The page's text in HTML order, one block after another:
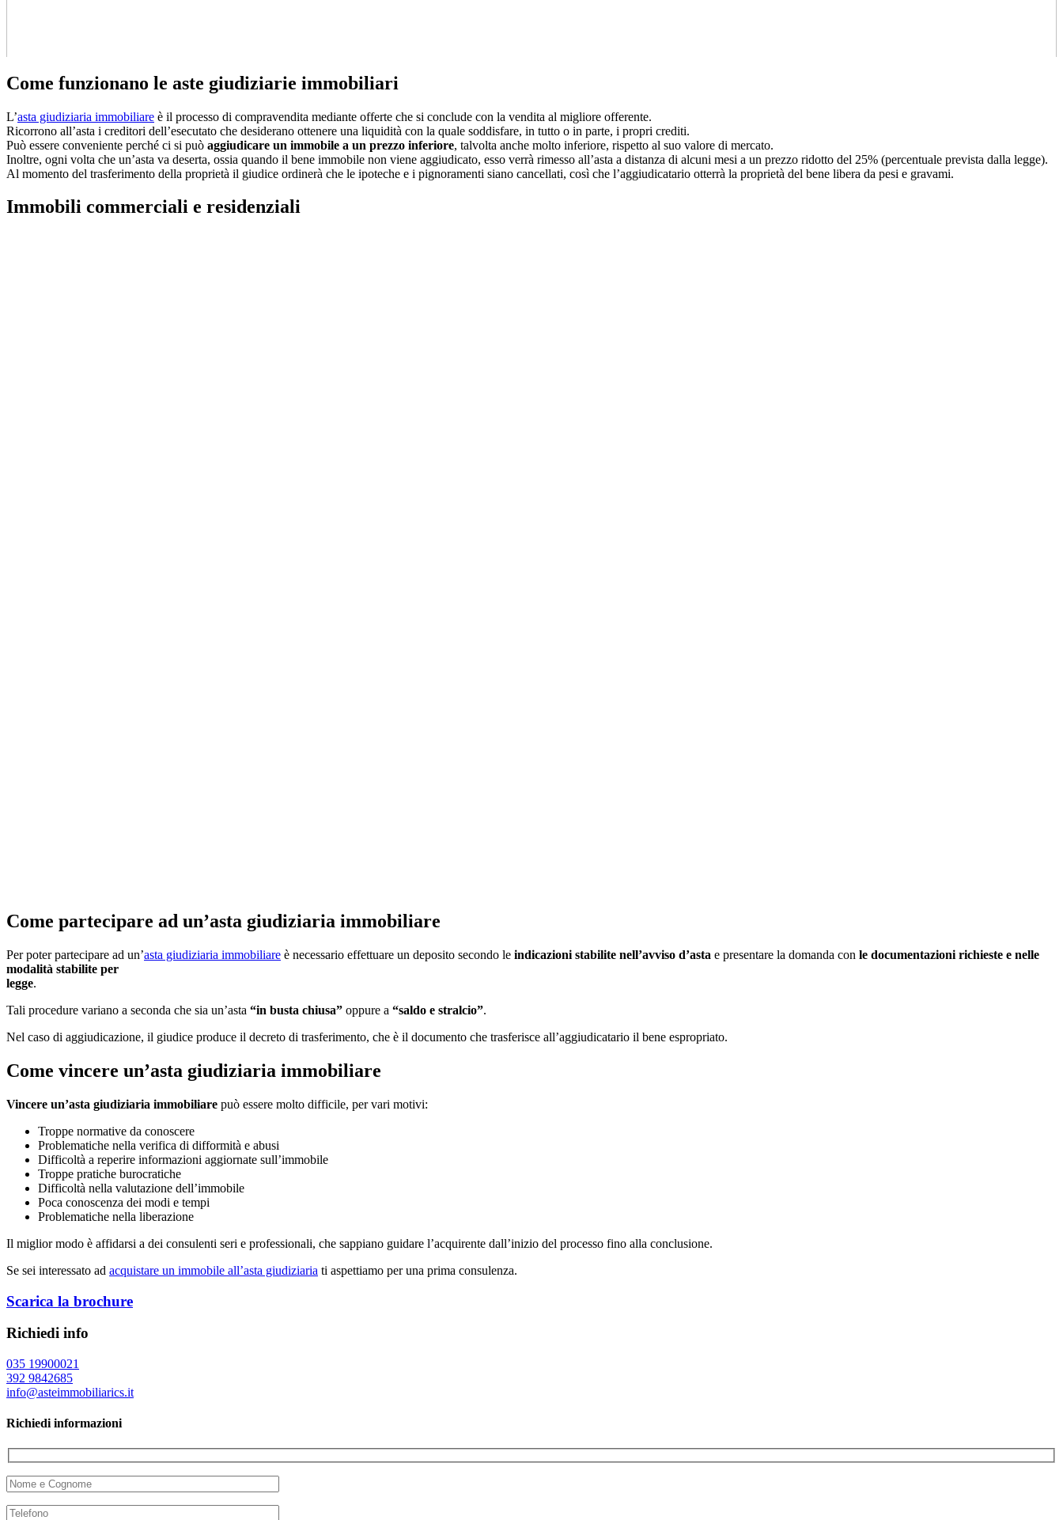
Come funzionano le aste giudiziarie immobiliari
L’asta giudiziaria immobiliare è il processo di compravendita mediante offerte che si conclude con la vendita al migliore offerente.
Ricorrono all’asta i creditori dell’esecutato che desiderano ottenere una liquidità con la quale soddisfare, in tutto o in parte, i propri crediti.
Può essere conveniente perché ci si può aggiudicare un immobile a un prezzo inferiore, talvolta anche molto inferiore, rispetto al suo valore di mercato.
Inoltre, ogni volta che un’asta va deserta, ossia quando il bene immobile non viene aggiudicato, esso verrà rimesso all’asta a distanza di alcuni mesi a un prezzo ridotto del 25% (percentuale prevista dalla legge).
Al momento del trasferimento della proprietà il giudice ordinerà che le ipoteche e i pignoramenti siano cancellati, così che l’aggiudicatario otterrà la proprietà del bene libera da pesi e gravami.
Immobili commerciali e residenziali
Come partecipare ad un’asta giudiziaria immobiliare
Per poter partecipare ad un’asta giudiziaria immobiliare è necessario effettuare un deposito secondo le indicazioni stabilite nell’avviso d’asta e presentare la domanda con le documentazioni richieste e nelle
modalità stabilite per
legge.
Tali procedure variano a seconda che sia un’asta “in busta chiusa” oppure a “saldo e stralcio”.
Nel caso di aggiudicazione, il giudice produce il decreto di trasferimento, che è il documento che trasferisce all’aggiudicatario il bene espropriato.
Come vincere un’asta giudiziaria immobiliare
Vincere un’asta giudiziaria immobiliare può essere molto difficile, per vari motivi:
Troppe normative da conoscere
Problematiche nella verifica di difformità e abusi
Difficoltà a reperire informazioni aggiornate sull’immobile
Troppe pratiche burocratiche
Difficoltà nella valutazione dell’immobile
Poca conoscenza dei modi e tempi
Problematiche nella liberazione
Il miglior modo è affidarsi a dei consulenti seri e professionali, che sappiano guidare l’acquirente dall’inizio del processo fino alla conclusione.
Se sei interessato ad acquistare un immobile all’asta giudiziaria ti aspettiamo per una prima consulenza.
Scarica la brochure
Richiedi info
035 19900021
392 9842685
info@asteimmobiliarics.it
Richiedi informazioni